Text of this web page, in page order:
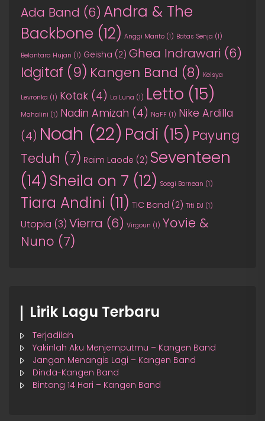
Ada Band (6) Andra & The
Backbone (12) Anggi Marito (1) Batas Senja (1)
Belantara Hujan (1) Geisha (2) Ghea Indrawari (6)
Idgitaf (9) Kangen Band (8) Keisya
Levronka (1) Kotak (4) La Luna (1) Letto (15)
Mahalini (1) Nadin Amizah (4) NaFF (1) Nike Ardilla
(4) Noah (22) Padi (15) Payung
Teduh (7) Raim Laode (2) Seventeen
(14) Sheila on 7 (12) Soegi Bornean (1)
Tiara Andini (11) TIC Band (2) Titi DJ (1)
Utopia (3) Vierra (6) Virgoun (1) Yovie &
Nuno (7)
Lirik Lagu Terbaru
Terjadilah
Yakinlah Aku Menjemputmu – Kangen Band
Jangan Menangis Lagi – Kangen Band
Dinda-Kangen Band
Bintang 14 Hari – Kangen Band